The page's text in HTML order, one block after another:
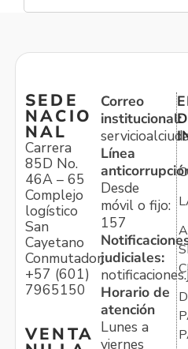
SEDE
NACIO
NAL
Carrera
85D No.
46A – 65
Complejo
logístico
San
Cayetano
Conmutador:
+57 (601)
7965150
VENTA
Correo
institucional:
Línea
Desde
móvil o fijo:
157
judiciales:
Horario de
atención
Lunes a
viernes